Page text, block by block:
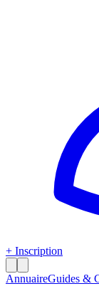
+ Inscription
AnnuaireGuides &